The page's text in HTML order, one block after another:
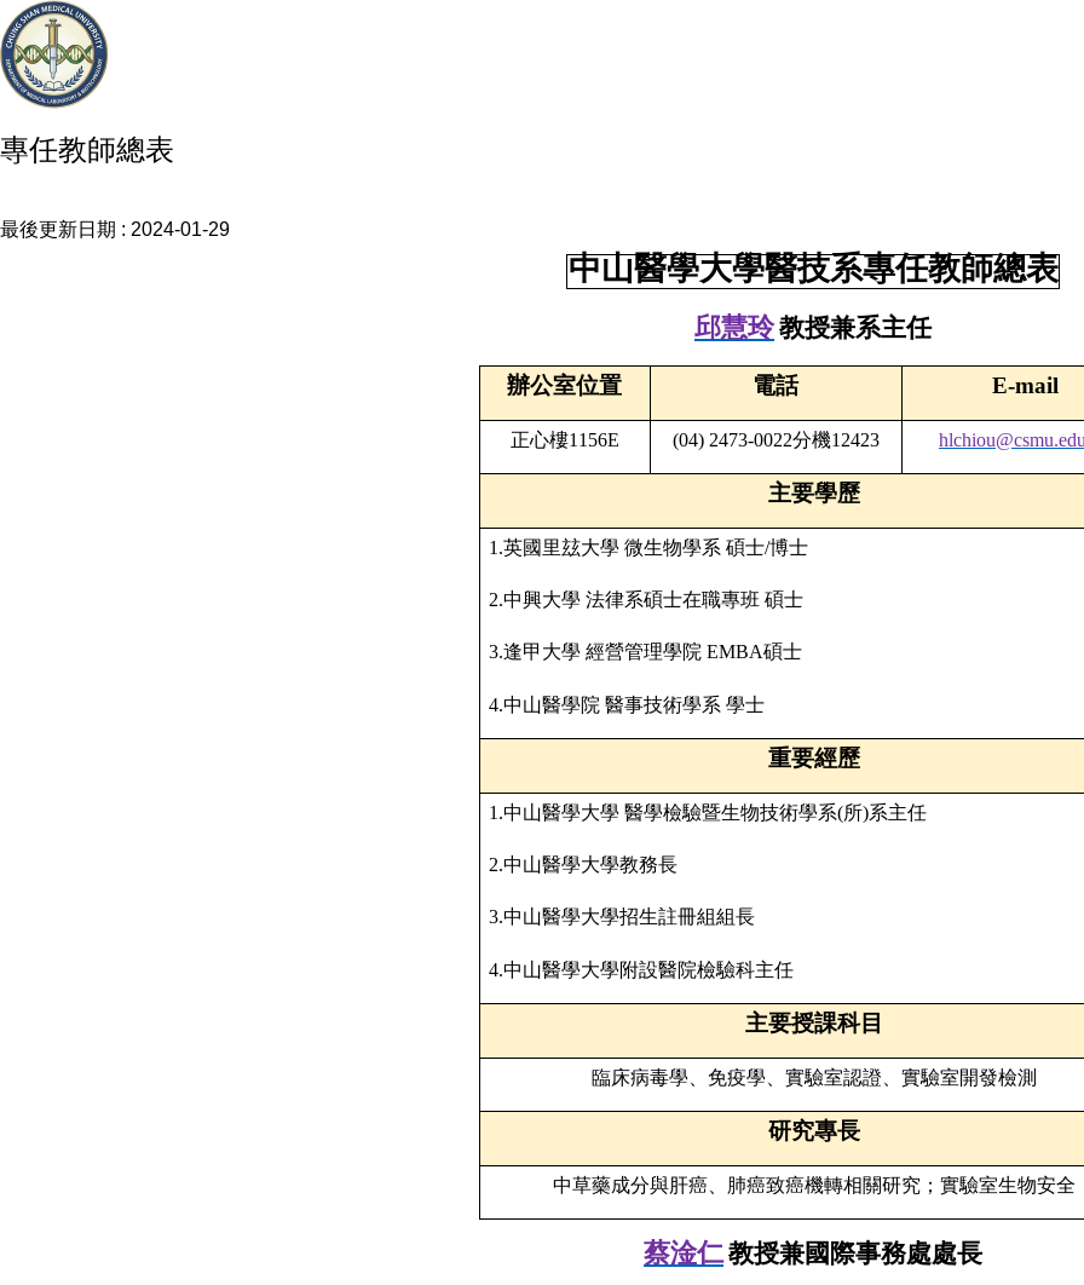
專任教師總表
最後更新日期 : 2024-01-29
中山醫學大學醫技系專任教師總表
邱慧玲教授兼系主任
辦公室位置 電話 E-mail
正心樓1156E (04) 2473-0022分機12423
主要學歷
1.英國里玆大學 微生物學系 碩士/博士
2.中興大學 法律系碩士在職專班 碩士
3.逢甲大學 經營管理學院 EMBA碩士
4.中山醫學院 醫事技術學系 學士
重要經歷
1.中山醫學大學 醫學檢驗暨生物技術學系(所)系主任
2.中山醫學大學教務長
3.中山醫學大學招生註冊組組長
4.中山醫學大學附設醫院檢驗科主任
主要授課科目
臨床病毒學、免疫學、實驗室認證、實驗室開發檢測
研究專長
中草藥成分與肝癌、肺癌致癌機轉相關研究；實驗室生物安全
蔡淦仁教授兼國際事務處處長